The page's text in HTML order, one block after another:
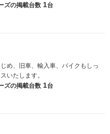
ズの掲載台数 1台
め、旧車、輸入車、バイクもしっ
いたします。
ズの掲載台数 1台